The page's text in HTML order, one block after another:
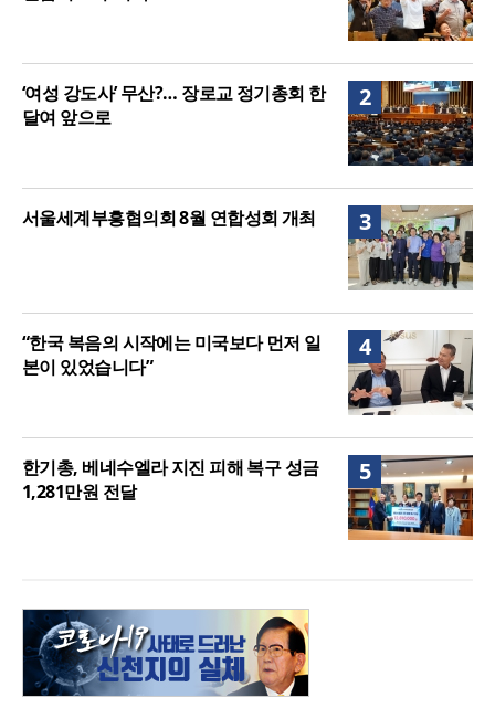
2
‘여성 강도사’ 무산?… 장로교 정기총회 한
달여 앞으로
3
서울세계부흥협의회 8월 연합성회 개최
4
“한국 복음의 시작에는 미국보다 먼저 일
본이 있었습니다”
5
한기총, 베네수엘라 지진 피해 복구 성금
1,281만원 전달